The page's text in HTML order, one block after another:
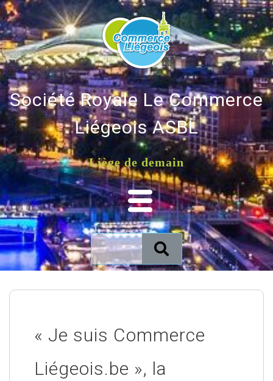
Société Royale Le Commerce
Liégeois ASBL
Liège de demain
« Je suis Commerce
Liégeois.be », la